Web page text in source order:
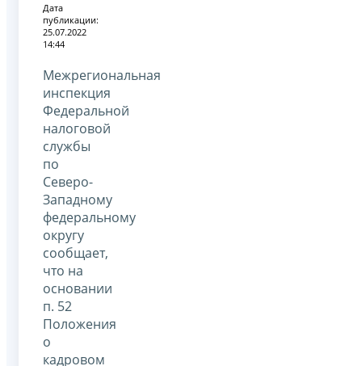
Дата
публикации:
25.07.2022
14:44
Межрегиональная
инспекция
Федеральной
налоговой
службы
по
Северо-
Западному
федеральному
округу
сообщает,
что на
основании
п. 52
Положения
о
кадровом